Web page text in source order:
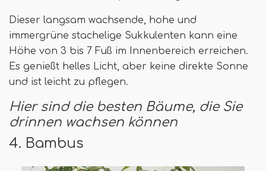
Dieser langsam wachsende, hohe und
immergrüne stachelige Sukkulenten kann eine
Höhe von 3 bis 7 Fuß im Innenbereich erreichen.
Es genießt helles Licht, aber keine direkte Sonne
und ist leicht zu pflegen.
Hier sind die besten Bäume, die Sie
drinnen wachsen können
4. Bambus